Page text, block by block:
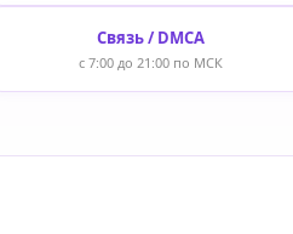
Связь / DMCA
с 7:00 до 21:00 по МСК